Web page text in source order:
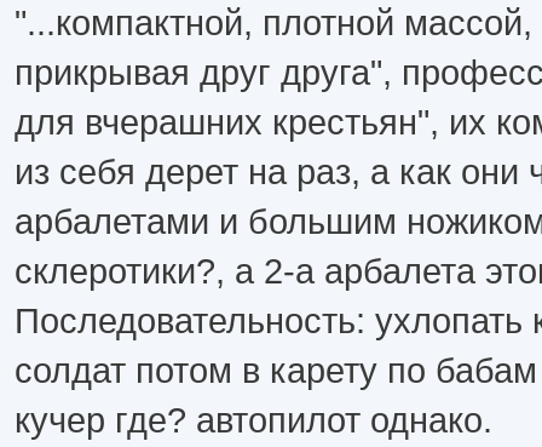
"...компактной, плотной
прикрывая друг друга",
для вчерашних крестьян", их
из себя дерет на раз, а как они
арбалетами и большим
склеротики?, а 2-а арбалета
Последовательность:
солдат потом в карету по бабам
кучер где? автопилот однако.